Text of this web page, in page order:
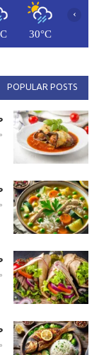
30°C
›
POPULAR POSTS